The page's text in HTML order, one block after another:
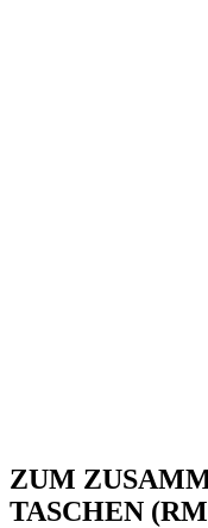
ZUM
TASCHEN